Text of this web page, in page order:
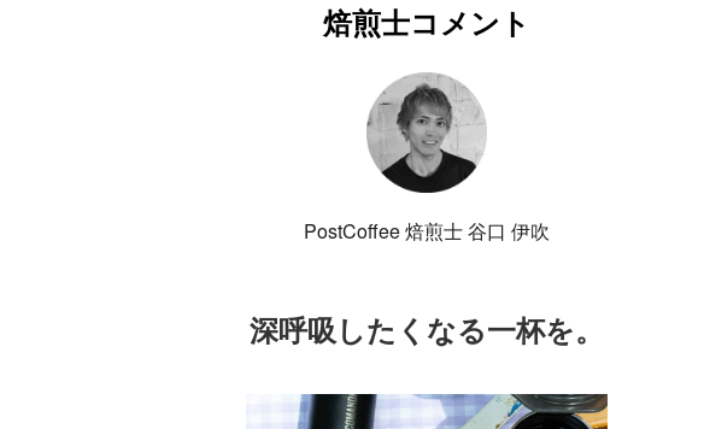
焙煎士コメント
PostCoffee 焙煎士 谷口 伊吹
深呼吸したくなる一杯を。